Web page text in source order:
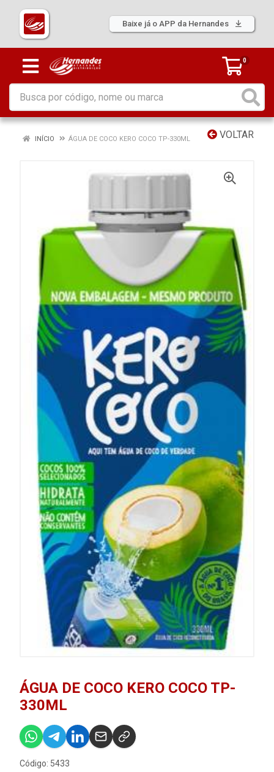
Baixe já o APP da Hernandes
0
VOLTAR
INÍCIO ÁGUA DE COCO KERO COCO TP-330ML
ÁGUA DE COCO KERO COCO TP-
330ML
Código: 5433